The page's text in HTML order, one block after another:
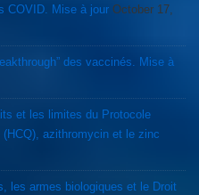
COVID. Mise à jour October 17,
des vaccinés. Mise à
et les limites du Protocole
(HCQ), azithromycin et le zinc
les armes biologiques et le Droit